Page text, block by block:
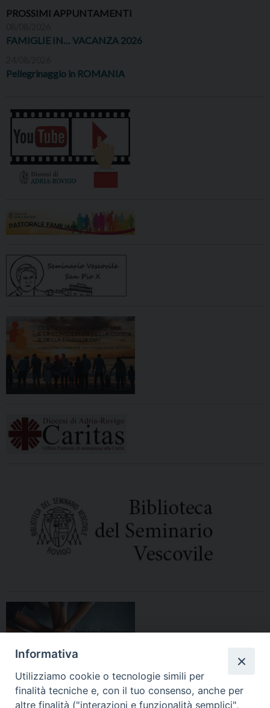
PROSSIMI APPUNTAMENTI
FAMIGLIE IN… VACANZA 2026
Pellegrinaggio in ROMANIA
Informativa
Utilizziamo cookie o tecnologie simili per
finalità tecniche e, con il tuo consenso, anche per
altre finalità ("interazioni e funzionalità semplici",